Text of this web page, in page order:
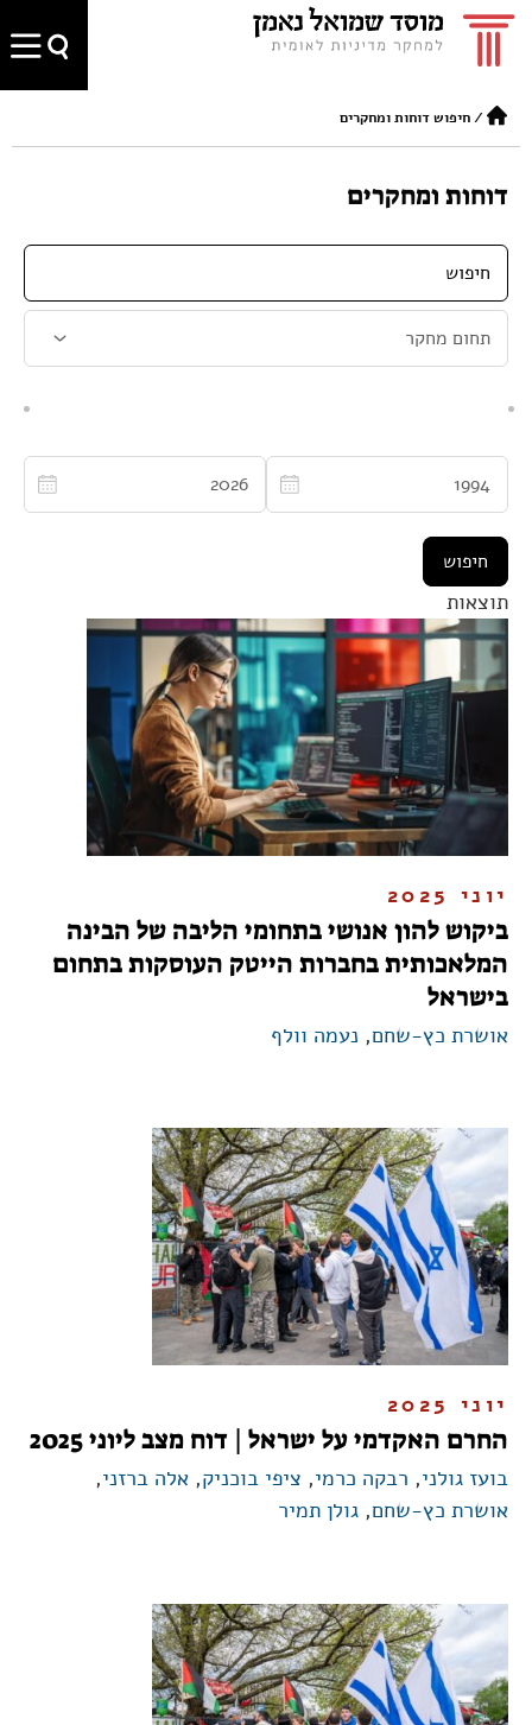
/חיפוש דוחות ומחקרים
דוחות ומחקרים
תוצאות
יוני 2025
ביקוש להון אנושי בתחומי הליבה של הבינה
המלאכותית בחברות הייטק העוסקות בתחום
בישראל
אושרת כץ-שחם, נעמה וולף
יוני 2025
החרם האקדמי על ישראל | דוח מצב ליוני 2025
בועז גולני, רבקה כרמי, ציפי בוכניק, אלה ברזני,
אושרת כץ-שחם, גולן תמיר